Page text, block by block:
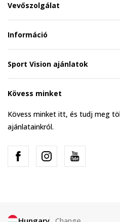
Vevőszolgálat
Információ
Sport Vision ajánlatok
Kövess minket
Kövess minket itt, és tudj meg
ajánlatainkról.